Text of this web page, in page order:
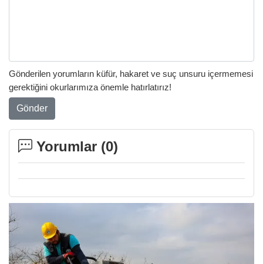
Gönderilen yorumların küfür, hakaret ve suç unsuru içermemesi
gerektiğini okurlarımıza önemle hatırlatırız!
Gönder
Yorumlar (0)